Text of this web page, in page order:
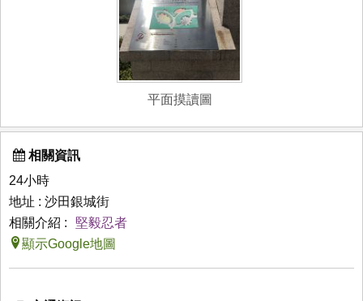
平面摸讀圖
相關資訊
24小時
地址 : 沙田銀城街
相關介紹 :
堅毅忍者
顯示Google地圖